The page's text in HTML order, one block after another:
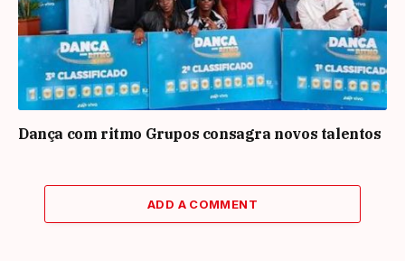
Dança com ritmo Grupos consagra novos talentos
ADD A COMMENT